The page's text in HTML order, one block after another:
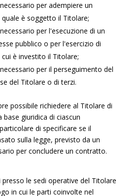
per adempiere un
è soggetto il Titolare;
per l'esecuzione di un
pubblico o per l'esercizio di
è investito il Titolare;
per il perseguimento del
del Titolare o di terzi.
possibile richiedere al Titolare di
base giuridica di ciascun
di specificare se il
sulla legge, previsto da un
per concludere un contratto.
le sedi operative del Titolare
in cui le parti coinvolte nel